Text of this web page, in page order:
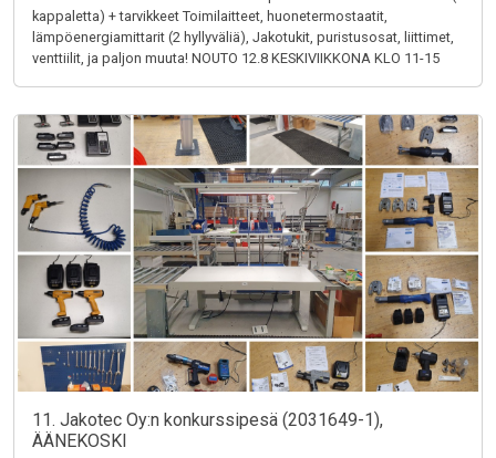
kappaletta) + tarvikkeet Toimilaitteet, huonetermostaatit,
lämpöenergiamittarit (2 hyllyväliä), Jakotukit, puristusosat, liittimet,
venttiilit, ja paljon muuta! NOUTO 12.8 KESKIVIIKKONA KLO 11-15
11. Jakotec Oy:n konkurssipesä (2031649-1),
ÄÄNEKOSKI